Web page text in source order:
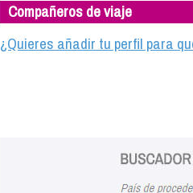
Compañeros de viaje
¿Quieres añadir tu perfil para